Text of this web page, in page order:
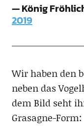
— König
2019
Wir haben den
neben das
dem Bild seht
Grasagne-Form: